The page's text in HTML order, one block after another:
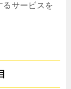
るサービスを